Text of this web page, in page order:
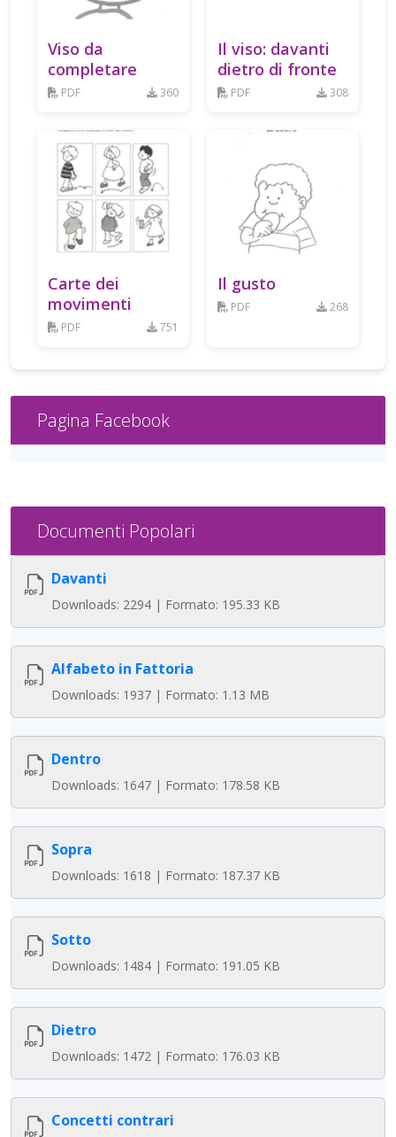
Viso da
completare
PDF 360
Il viso: davanti
dietro di fronte
PDF 308
Carte dei
movimenti
PDF 751
Il gusto
PDF 268
Pagina Facebook
Documenti Popolari
Davanti
Downloads: 2294 | Formato: 195.33 KB
Alfabeto in Fattoria
Downloads: 1937 | Formato: 1.13 MB
Dentro
Downloads: 1647 | Formato: 178.58 KB
Sopra
Downloads: 1618 | Formato: 187.37 KB
Sotto
Downloads: 1484 | Formato: 191.05 KB
Dietro
Downloads: 1472 | Formato: 176.03 KB
Concetti contrari